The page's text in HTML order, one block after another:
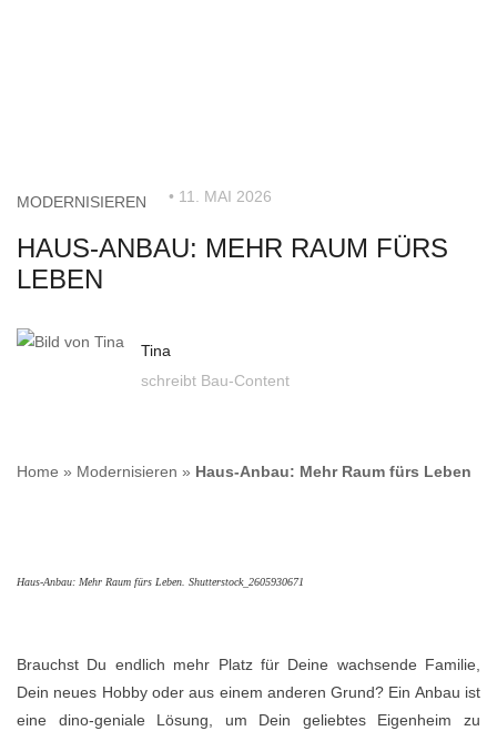
MODERNISIEREN • 11. MAI 2026
HAUS-ANBAU: MEHR RAUM FÜRS
LEBEN
Tina
schreibt Bau-Content
Home » Modernisieren » Haus-Anbau: Mehr Raum fürs Leben
Haus-Anbau: Mehr Raum fürs Leben. Shutterstock_2605930671
Brauchst Du endlich mehr Platz für Deine wachsende Familie,
Dein neues Hobby oder aus einem anderen Grund? Ein Anbau ist
eine dino-geniale Lösung, um Dein geliebtes Eigenheim zu